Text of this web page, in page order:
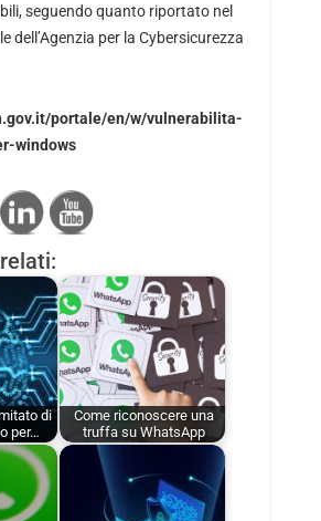
seguendo quanto riportato nel
dell’Agenzia per la Cybersicurezza
portale/en/w/vulnerabilita-
windows
di
per…
Come riconoscere una
truffa su WhatsApp